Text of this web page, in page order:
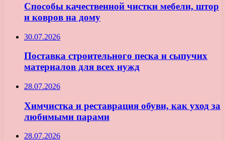
Способы качественной чистки мебели, штор
и ковров на дому
30.07.2026
Поставка строительного песка и сыпучих
материалов для всех нужд
28.07.2026
Химчистка и реставрация обуви, как уход за
любимыми парами
28.07.2026